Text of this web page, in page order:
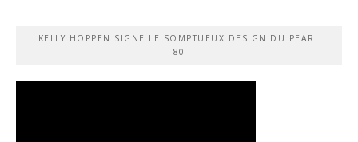
KELLY HOPPEN SIGNE LE SOMPTUEUX DESIGN DU PEARL
80